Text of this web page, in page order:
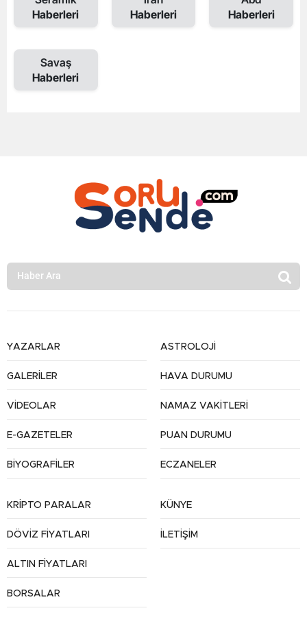
Haberleri
Haberleri
Haberleri
Savaş
Haberleri
YAZARLAR
GALERİLER
VİDEOLAR
E-GAZETELER
BİYOGRAFİLER
ASTROLOJİ
HAVA DURUMU
NAMAZ VAKİTLERİ
PUAN DURUMU
ECZANELER
KRİPTO PARALAR
DÖVİZ FİYATLARI
ALTIN FİYATLARI
BORSALAR
KÜNYE
İLETİŞİM